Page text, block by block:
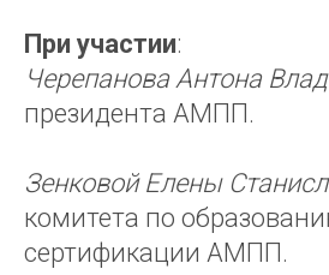
При участии:
Черепанова Антона
президента АМПП.
Зенковой Елены
комитета по
сертификации АМПП.